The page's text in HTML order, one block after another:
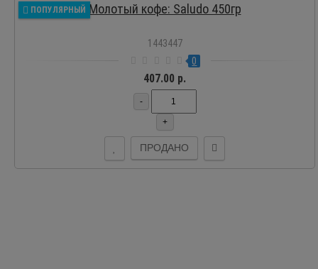
ПОПУЛЯРНЫЙ Молотый кофе: Saludo 450гр
1443447
0
407.00 р.
-
+
ПРОДАНО